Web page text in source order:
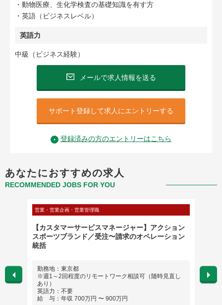
・動物医療、生化学検査の基礎知識を有す方
・英語（ビジネスレベル）
英語力
中級（ビジネス経験）
メールで求人情報を送る
サポート登録して求人にエントリーする
登録済みの方のエントリーはこちら
あなたにおすすめの求人
RECOMMENDED JOBS FOR YOU
営業・営業企画・営業管理職
【カスタマーサービスマネージャー】アクション
スポーツブランド／受注〜請求のオペレーション
統括
勤務地：東京都
※週1～2回程度のリモートワーク相談可（随時見直し
あり）
英語力：不要
給 与：年収 700万円 〜 900万円
勤務
英語
給 与